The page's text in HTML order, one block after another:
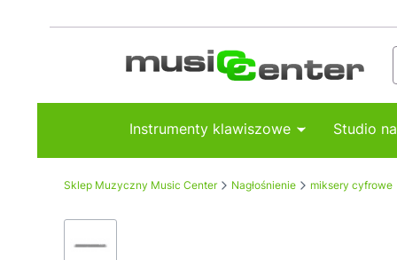
Instrumenty klawiszowe Studio
Sklep Muzyczny Music Center Nagłośnienie miksery cyfrowe